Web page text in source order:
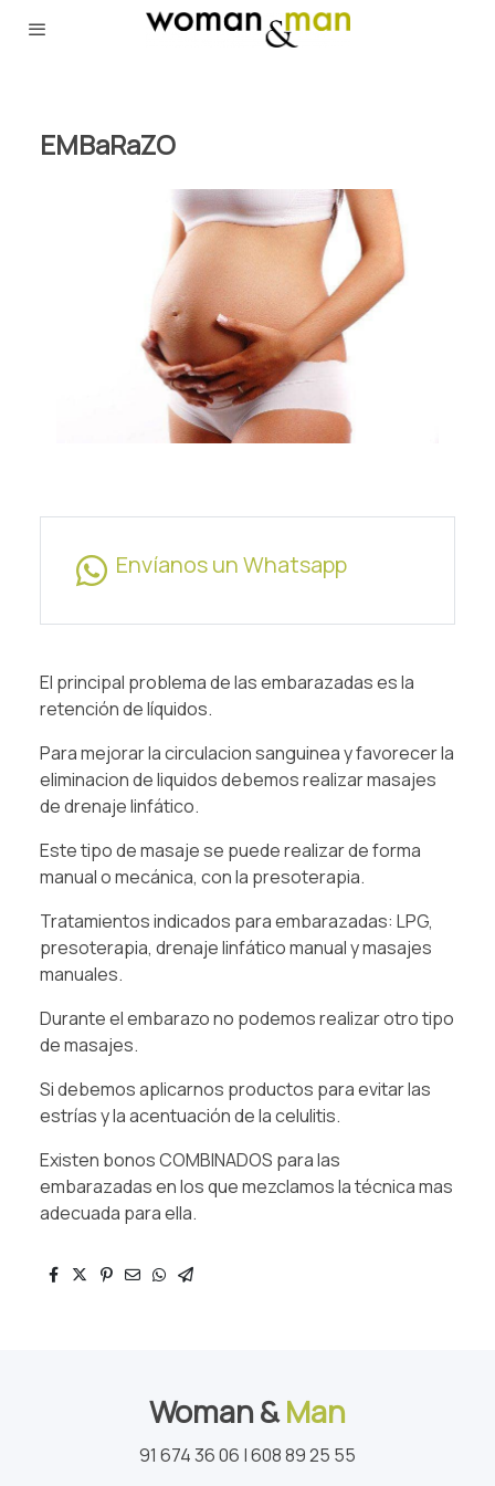
EMBaRaZO
Envíanos un Whatsapp
El principal problema de las embarazadas es la
retención de líquidos.
Para mejorar la circulacion sanguinea y favorecer la
eliminacion de liquidos debemos realizar masajes
de drenaje linfático.
Este tipo de masaje se puede realizar de forma
manual o mecánica, con la presoterapia.
Tratamientos indicados para embarazadas: LPG,
presoterapia, drenaje linfático manual y masajes
manuales.
Durante el embarazo no podemos realizar otro tipo
de masajes.
Si debemos aplicarnos productos para evitar las
estrías y la acentuación de la celulitis.
Existen bonos COMBINADOS para las
embarazadas en los que mezclamos la técnica mas
adecuada para ella.
Woman &Man
91 674 36 06 | 608 89 25 55